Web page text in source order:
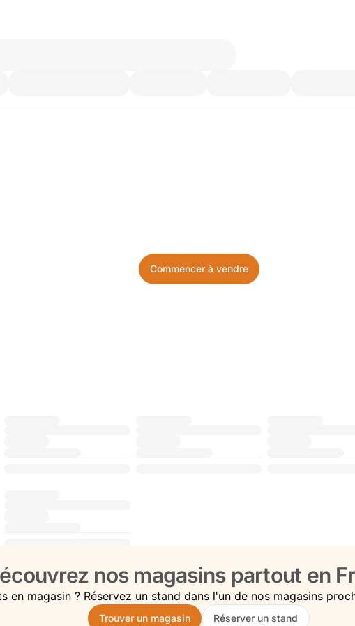
Commencer à vendre
nos magasins partout en
en magasin ? Réservez un stand dans l'un de nos magasins
Trouver un magasin Réserver un stand